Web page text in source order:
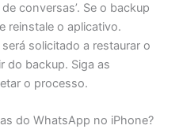
conversas’. Se o backup
reinstale o aplicativo.
solicitado a restaurar o
do backup. Siga as
o processo.
do WhatsApp no iPhone?